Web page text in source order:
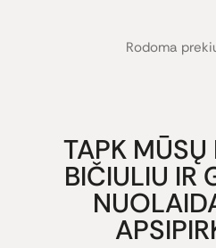
Rodoma
TAPK MŪSŲ
BIČIULIU IR